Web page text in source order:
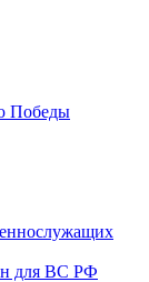
Победы
для ВС РФ